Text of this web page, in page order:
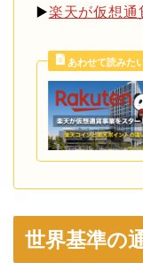
▶️楽天が仮想通
世界基準の